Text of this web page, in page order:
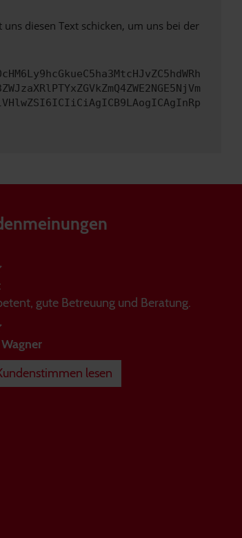
diesen Text schicken, um uns bei der
gute Betreuung und Beratung.
lesen